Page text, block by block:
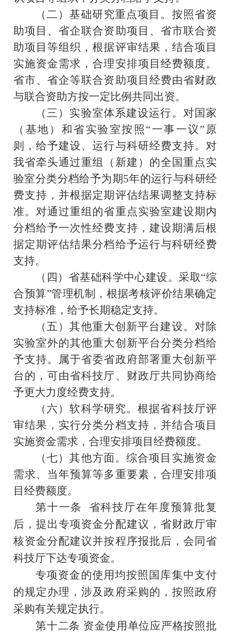
（二）基础研究重点项目。按照省资
助项目、省企联合资助项目、省市联合资
助项目等组织，根据评审结果，结合项目
实施资金需求，合理安排项目经费额度。
省市、省企等联合资助项目经费由省财政
与联合资助方按一定比例共同出资。
（三）实验室体系建设运行。对国家
（基地）和省实验室按照 “一事一议”原
则，给予建设、运行与科研经费支持。对
我省牵头通过重组（新建）的全国重点实
验室分类分档给予为期5年的运行与科研经
费支持，并根据定期评估结果调整支持标
准。对通过重组的省重点实验室建设期内
分档给予一次性经费支持，建设期满后根
据定期评估结果分档给予运行与科研经费
支持。
（四）省基础科学中心建设。采取“综
合预算”管理机制，根据考核评价结果确定
支持标准，给予长期稳定支持。
（五）其他重大创新平台建设。对除
实验室外的其他重大创新平台分类分档给
予支持。属于省委省政府部署重大创新平
台的，可由省科技厅、财政厅共同协商给
予更大力度经费支持。
（六）软科学研究。根据省科技厅评
审结果，实行分类分档支持，并结合项目
实施资金需求，合理安排项目经费额度。
（七）其他方面。综合项目实施资金
需求、当年预算等多重要素，合理安排项
目经费额度。
第十一条 省科技厅在年度预算批复
后，提出专项资金分配建议， 省财政厅审
核资金分配建议并按程序报批 后，会同省
科技厅下达专项资金。
专项资金的使用均按照国库集中支付
的规定办理，涉及政府采购的，按照政府
采购有关规定执行。
第十二条 资金使用单位应严格按照批